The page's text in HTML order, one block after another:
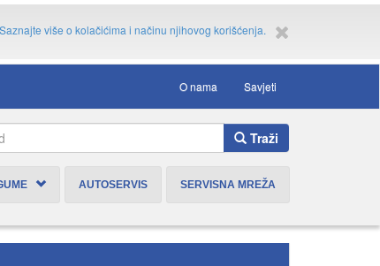
Saznajte više o kolačićima i načinu njihovog korišćenja.
O nama Savjeti
Traži
AUTOSERVIS SERVISNA MREŽA